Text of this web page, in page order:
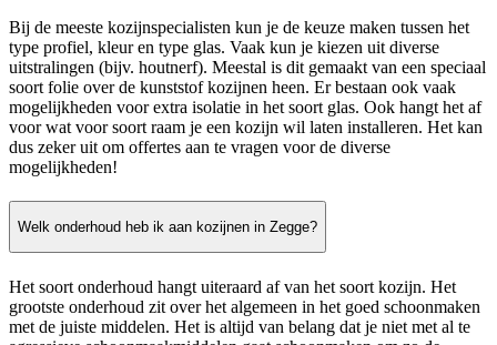
Bij de meeste kozijnspecialisten kun je de keuze maken tussen het
type profiel, kleur en type glas. Vaak kun je kiezen uit diverse
uitstralingen (bijv. houtnerf). Meestal is dit gemaakt van een speciaal
soort folie over de kunststof kozijnen heen. Er bestaan ook vaak
mogelijkheden voor extra isolatie in het soort glas. Ook hangt het af
voor wat voor soort raam je een kozijn wil laten installeren. Het kan
dus zeker uit om offertes aan te vragen voor de diverse
mogelijkheden!
Welk onderhoud heb ik aan kozijnen in Zegge?
Het soort onderhoud hangt uiteraard af van het soort kozijn. Het
grootste onderhoud zit over het algemeen in het goed schoonmaken
met de juiste middelen. Het is altijd van belang dat je niet met al te